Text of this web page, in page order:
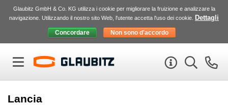
Glaubitz GmbH & Co. KG utilizza i cookie per migliorare la fruizione e analizzare la
navigazione. Utilizzando il nostro sito Web, l'utente accetta l'uso dei cookie.
Dettagli
Lancia